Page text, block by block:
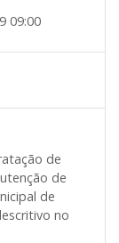
09:00
de
de
de
no